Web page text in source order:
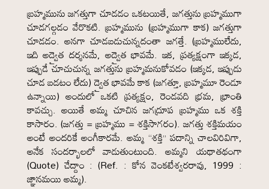
బ్రహ్మమును జగత్తుగా చూడడం ఒకటయితే, జగత్తును బ్రహ్మముగా
చూడగల్గడం వేరొకటి. బ్రహ్మమును (బ్రహ్మముగా కాక) జగత్తుగా
చూడడం. అనగా చూడబడుచున్నదంతా జగత్తే. (బ్రహ్మములేదు,
ఇది అద్వైత దర్శనమే, అద్వైత భావమే. ఇక, ప్రత్యక్షంగా ఇక్కడ,
ఇప్పుడే చూచుచున్న జగత్తును బ్రహ్మమనుకోవడం (ఇక్కడ, ఇప్పుడు
చూడ బడటం లేదు) ద్వైత భావమే కాక (జగత్తూ, బ్రహ్మమూ రెండూ
ఉన్నాయి) అందులో ఒకటి ప్రత్యక్షం, రెండవది భ్రమ, భ్రాంతి
కావచ్చు. అయితే అమ్మ చూచిన జగద్రూప బ్రహ్మము ఒక శక్తి
కాసారం. (జగత్తు = బ్రహ్మము = శక్తిసాగరం). జగత్తు శక్తిమయం
అంటే అందరికే అంగీకారమే. అమ్మ “శక్తి” పదాన్ని చాలవిరివిగా,
అనేక సందర్భాలలో వాడుతుంటుంది. అమ్మని యథాతథంగా
(Quote) చేద్దాం : (Ref. : కోన వెంకటేశ్వరరావు, 1999 :
జ్ఞానమయి అమ్మ).